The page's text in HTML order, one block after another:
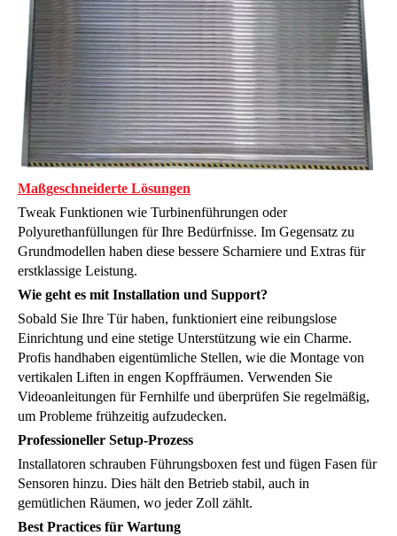
Maßgeschneiderte Lösungen
Tweak Funktionen wie Turbinenführungen oder
Polyurethanfüllungen für Ihre Bedürfnisse. Im Gegensatz zu
Grundmodellen haben diese bessere Scharniere und Extras für
erstklassige Leistung.
Wie geht es mit Installation und Support?
Sobald Sie Ihre Tür haben, funktioniert eine reibungslose
Einrichtung und eine stetige Unterstützung wie ein Charme.
Profis handhaben eigentümliche Stellen, wie die Montage von
vertikalen Liften in engen Kopffräumen. Verwenden Sie
Videoanleitungen für Fernhilfe und überprüfen Sie regelmäßig,
um Probleme frühzeitig aufzudecken.
Professioneller Setup-Prozess
Installatoren schrauben Führungsboxen fest und fügen Fasen für
Sensoren hinzu. Dies hält den Betrieb stabil, auch in
gemütlichen Räumen, wo jeder Zoll zählt.
Best Practices für Wartung